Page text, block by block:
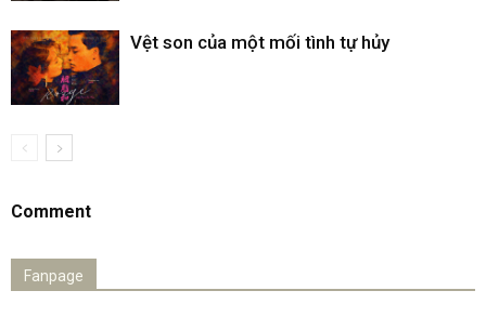
Vệt son của một mối tình tự hủy
Comment
Fanpage